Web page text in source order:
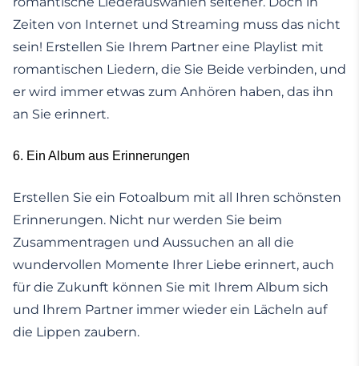
Zeiten von Internet und Streaming muss das nicht
sein! Erstellen Sie Ihrem Partner eine Playlist mit
romantischen Liedern, die Sie Beide verbinden, und
er wird immer etwas zum Anhören haben, das ihn
an Sie erinnert.
6. Ein Album aus Erinnerungen
Erstellen Sie ein Fotoalbum mit all Ihren schönsten
Erinnerungen. Nicht nur werden Sie beim
Zusammentragen und Aussuchen an all die
wundervollen Momente Ihrer Liebe erinnert, auch
für die Zukunft können Sie mit Ihrem Album sich
und Ihrem Partner immer wieder ein Lächeln auf
die Lippen zaubern.